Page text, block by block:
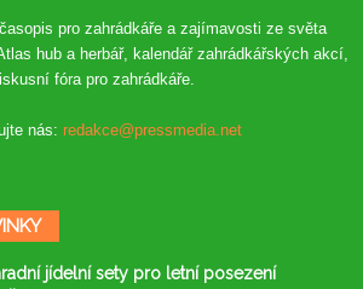
pro zahrádkáře a zajímavosti ze světa
hub a herbář, kalendář zahrádkářských akcí,
fóra pro zahrádkáře.
nás: redakce@pressmedia.net
jídelní sety pro letní posezení